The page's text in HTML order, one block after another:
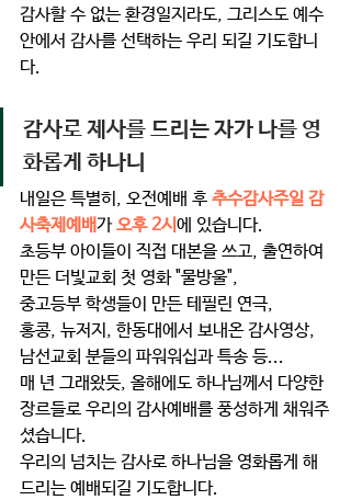
감사할 수 없는 환경일지라도, 그리스도 예수
안에서 감사를 선택하는 우리 되길 기도합니
다.
감사로 제사를 드리는 자가 나를 영
화롭게 하나니
내일은 특별히, 오전예배 후 추수감사주일 감
사축제예배가 오후 2시 에 있습니다.
초등부 아이들이 직접 대본을 쓰고, 출연하여
만든 더빛교회 첫 영화 "물방울",
중고등부 학생들이 만든 테필린 연극,
홍콩, 뉴저지, 한동대에서 보내온 감사영상,
남선교회 분들의 파워워십과 특송 등...
매 년 그래왔듯, 올해에도 하나님께서 다양한
장르들로 우리의 감사예배를 풍성하게 채워주
셨습니다.
우리의 넘치는 감사로 하나님을 영화롭게 해
드리는 예배되길 기도합니다.